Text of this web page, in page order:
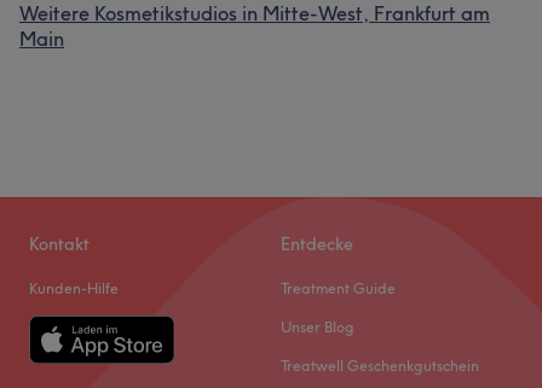
Weitere Kosmetikstudios in Mitte-West, Frankfurt am
Main
Kontakt
Kunden-Hilfe
Entdecke
Treatment Guide
Unser Blog
Treatwell Geschenkgutschein